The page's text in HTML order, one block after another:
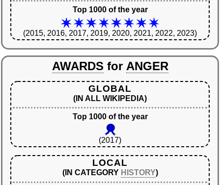
Top 1000 of the year
(2015, 2016, 2017, 2019, 2020, 2021, 2022, 2023)
AWARDS for ANGER
GLOBAL
(IN ALL WIKIPEDIA)
Top 1000 of the year
(2017)
LOCAL
(IN CATEGORY HISTORY)